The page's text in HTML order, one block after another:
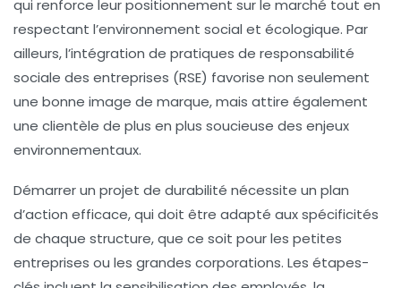
qui renforce leur positionnement sur le marché tout en
respectant l’environnement social et écologique. Par
ailleurs, l’intégration de pratiques de responsabilité
sociale des entreprises (RSE) favorise non seulement
une bonne image de marque, mais attire également
une clientèle de plus en plus soucieuse des enjeux
environnementaux.
Démarrer un projet de durabilité nécessite un plan
d’action efficace, qui doit être adapté aux spécificités
de chaque structure, que ce soit pour les petites
entreprises ou les grandes corporations. Les étapes-